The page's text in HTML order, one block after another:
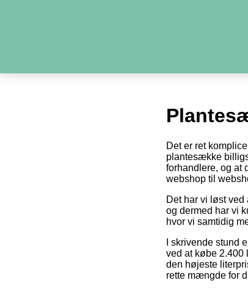
Det er ret
plantesække
forhandlere, og at
webshop til
Det har vi løst
og dermed har vi
hvor vi samtidig
I skrivende stund
ved at købe 2.400
den højeste
rette mængde for